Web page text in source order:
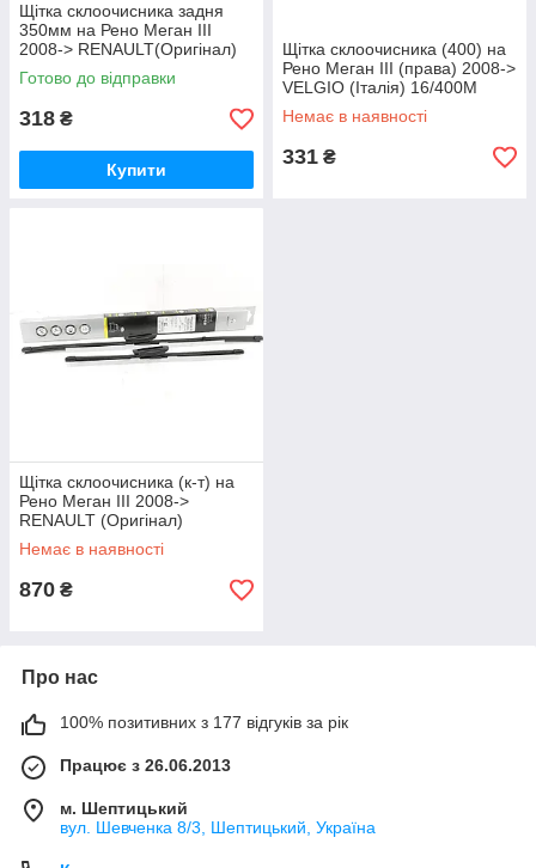
Щітка склоочисника задня
350мм на Рено Меган III
2008-> RENAULT(Оригінал)
7711422568
Готово до відправки
318 ₴
Купити
Щітка склоочисника (400) на
Рено Меган III (права) 2008->
VELGIO (Італія) 16/400M
Немає в наявності
331 ₴
Щітка склоочисника (к-т) на
Рено Меган III 2008->
RENAULT (Оригінал)
288905450R
Немає в наявності
870 ₴
Про нас
100% позитивних з 177 відгуків за рік
Працює з 26.06.2013
м. Шептицький
вул. Шевченка 8/3, Шептицький, Україна